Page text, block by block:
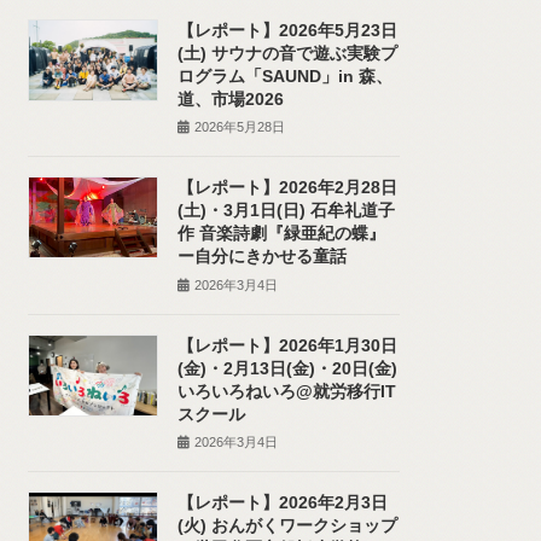
【レポート】2026年5月23日
(土) サウナの音で遊ぶ実験プ
ログラム「SAUND」in 森、
道、市場2026
2026年5月28日
【レポート】2026年2月28日
(土)・3月1日(日) 石牟礼道子
作 音楽詩劇『緑亜紀の蝶』
ー自分にきかせる童話
2026年3月4日
【レポート】2026年1月30日
(金)・2月13日(金)・20日(金)
いろいろねいろ@就労移行IT
スクール
2026年3月4日
【レポート】2026年2月3日
(火) おんがくワークショップ